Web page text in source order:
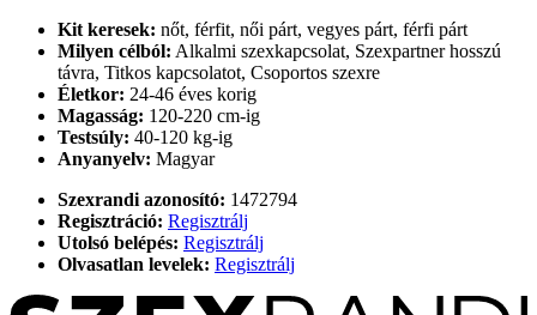
Kit keresek: nőt, férfit, női párt, vegyes párt, férfi párt
Milyen célból: Alkalmi szexkapcsolat, Szexpartner hosszú
távra, Titkos kapcsolatot, Csoportos szexre
Életkor: 24-46 éves korig
Magasság: 120-220 cm-ig
Testsúly: 40-120 kg-ig
Anyanyelv: Magyar
Szexrandi azonosító: 1472794
Regisztráció: Regisztrálj
Utolsó belépés: Regisztrálj
Olvasatlan levelek: Regisztrálj